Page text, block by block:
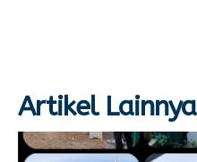
Artikel Lainnya